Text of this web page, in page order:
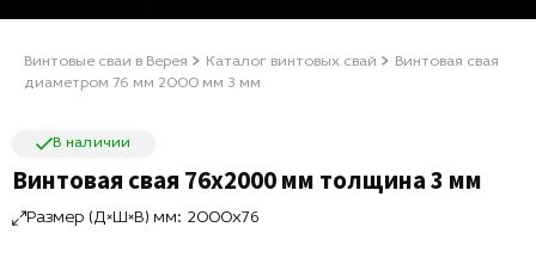
Винтовые сваи в Верея Каталог винтовых свай
Винтовая свая
диаметром 76 мм 2000 мм 3 мм
В наличии
Винтовая свая 76х2000 мм толщина 3 мм
Размер (Д×Ш×В) мм: 2000x76